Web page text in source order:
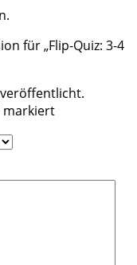
für „Flip-Quiz: 3-4
markiert